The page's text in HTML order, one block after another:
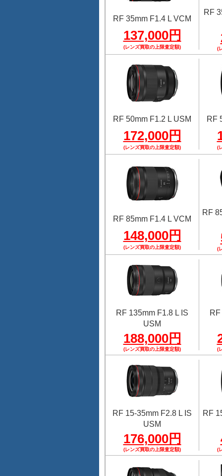
RF 35mm F1.4 L VCM
137,000円
(レンズ買取の上限査定額)
RF
(
RF 50mm F1.2 L USM
172,000円
(レンズ買取の上限査定額)
RF
(
RF 85mm F1.4 L VCM
148,000円
(レンズ買取の上限査定額)
RF
(
RF 135mm F1.8 L IS
USM
188,000円
(レンズ買取の上限査定額) (
RF 15-35mm F2.8 L IS
USM
176,000円
(レンズ買取の上限査定額)
RF
(